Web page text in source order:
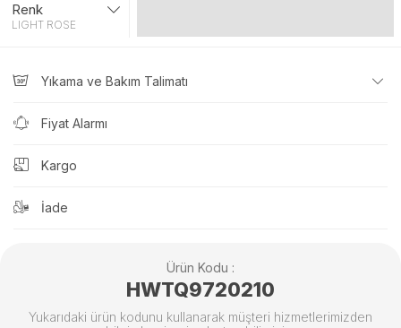
Renk
LIGHT ROSE
Yıkama ve Bakım Talimatı
Fiyat Alarmı
Kargo
İade
Ürün Kodu :
HWTQ9720210
Yukarıdaki ürün kodunu kullanarak müşteri hizmetlerimizden